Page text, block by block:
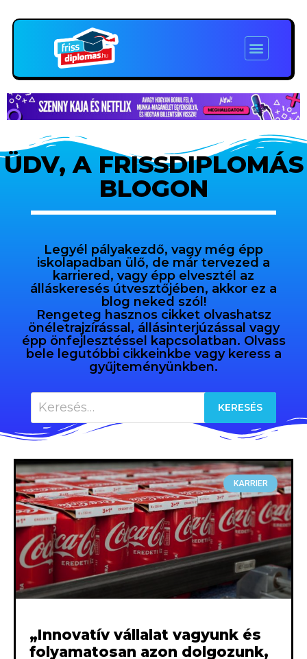
ÜDV, A FRISSDIPLOMÁS
BLOGON
Legyél pályakezdő, vagy még épp
iskolapadban ülő, de már tervezed a
karriered, vagy épp elvesztél az
álláskeresés útvesztőjében, akkor ez a
blog neked szól!
Rengeteg hasznos cikket olvashatsz
önéletrajzírással, állásinterjúzással vagy
épp önfejlesztéssel kapcsolatban. Olvass
bele legutóbbi cikkeinkbe vagy keress a
gyűjteményünkben.
KARRIER
„Innovatív vállalat vagyunk és
folyamatosan azon dolgozunk,